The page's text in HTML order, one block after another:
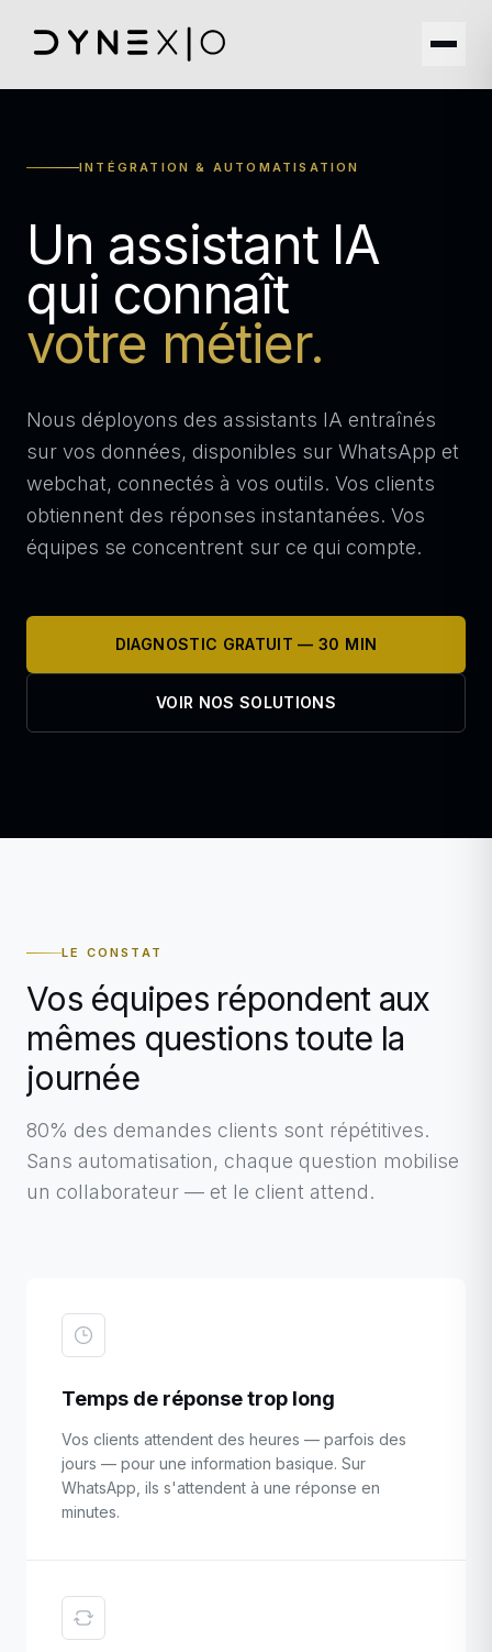
INTÉGRATION & AUTOMATISATION
Un assistant IA
qui connaît
votre métier.
Nous déployons des assistants IA entraînés
sur vos données, disponibles sur WhatsApp et
webchat, connectés à vos outils. Vos clients
obtiennent des réponses instantanées. Vos
équipes se concentrent sur ce qui compte.
DIAGNOSTIC GRATUIT — 30 MIN
VOIR NOS SOLUTIONS
LE CONSTAT
Vos équipes répondent aux
mêmes questions toute la
journée
80% des demandes clients sont répétitives.
Sans automatisation, chaque question mobilise
un collaborateur — et le client attend.
Temps de réponse trop long
Vos clients attendent des heures — parfois des
jours — pour une information basique. Sur
WhatsApp, ils s'attendent à une réponse en
minutes.